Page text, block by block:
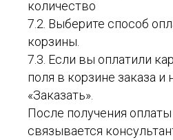
количество
7.2. Выберите способ
корзины.
7.3. Если вы оплатили
поля в корзине заказа и
«Заказать».
После получения
связывается